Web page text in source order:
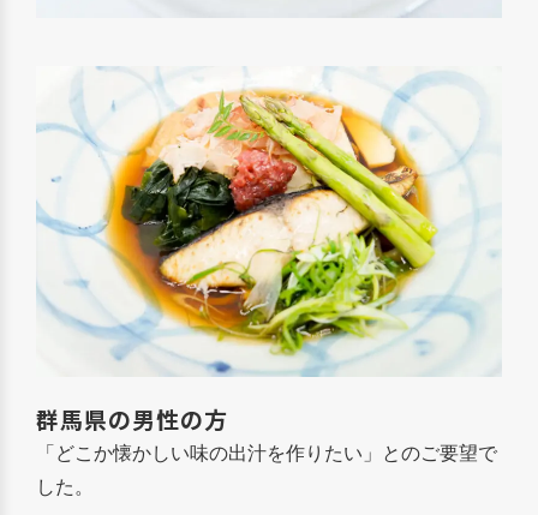
群馬県の男性の方
「どこか懐かしい味の出汁を作りたい」とのご要望で
した。